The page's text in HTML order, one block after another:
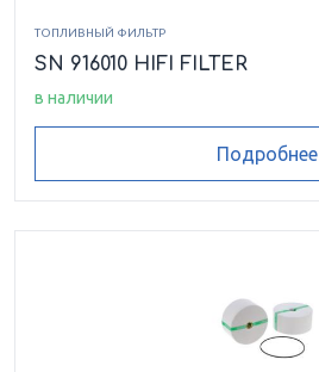
ТОПЛИВНЫЙ ФИЛЬТР
SN 916010 HIFI FILTER
в наличии
Подробнее